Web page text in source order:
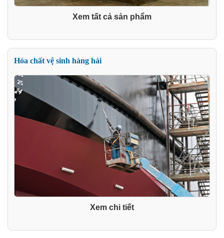
Xem tất cả sản phẩm
Hóa chất vệ sinh hàng hải
Xem chi tiết